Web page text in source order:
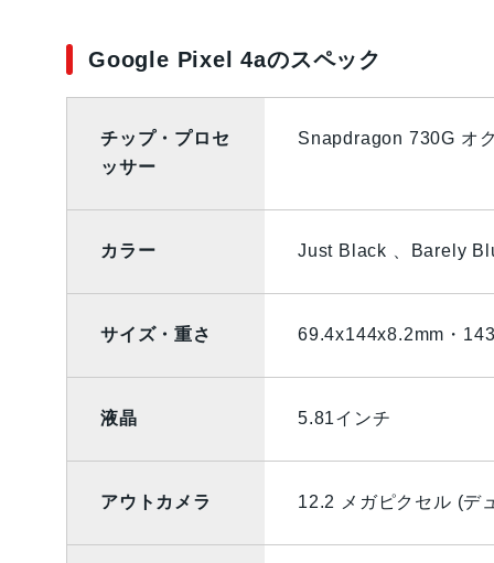
Google Pixel 4aのスペック
チップ・プロセ
ッサー
Snapdragon 730G オ
カラー Just Black 、Barely
サイズ・重さ 69.4x144x8.2mm・
液晶 5.81インチ
アウトカメラ 12.2 メガピクセル (デ